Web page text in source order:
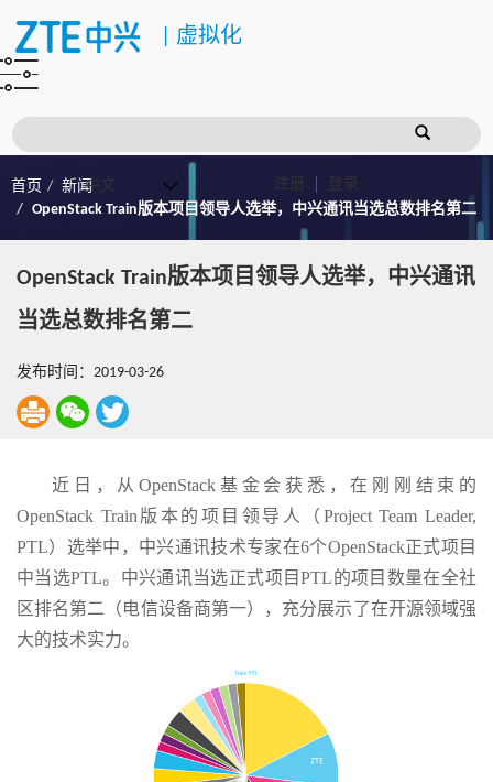
虚拟化
注册 登录
首页
新闻
OpenStack Train版本项目领导人选举，中兴通讯当选总数排名第二
OpenStack Train版本项目领导人选举，中兴通讯
当选总数排名第二
发布时间：2019-03-26
近日，从OpenStack基金会获悉，在刚刚结束的
OpenStack Train版本的项目领导人（Project Team Leader,
PTL）选举中，中兴通讯技术专家在6个OpenStack正式项目
中当选PTL。中兴通讯当选正式项目PTL的项目数量在全社
区排名第二（电信设备商第一），充分展示了在开源领域强
大的技术实力。